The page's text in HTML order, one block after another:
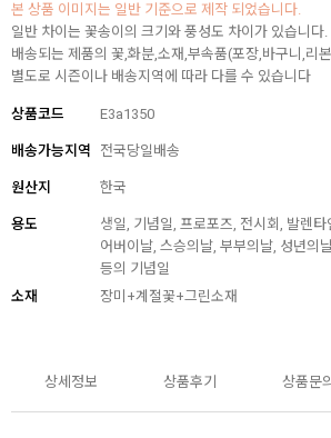
본 상품 이미지는 일반 기준으로 제작 되었습니다.
일반 차이는 꽃송이의 크기와 풍성도 차이가 있습니다.
배송되는 제품의 꽃,화분,소재,부속품(포장,바구니,리
별도로 시즌이나 배송지역에 따라 다를 수 있습니다
상품코드 E3a1350
배송가능지역 전국당일배송
원산지 한국
용도
생일, 기념일, 프로포즈, 전시회, 발렌
어버이날, 스승의날, 부부의날, 성년의
등의 기념일
소재
장미+계절꽃+그린소재
상세정보 상품후기 상품문의